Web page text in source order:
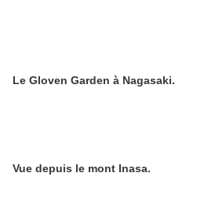
Le Gloven Garden à Nagasaki.
Vue depuis le mont Inasa.